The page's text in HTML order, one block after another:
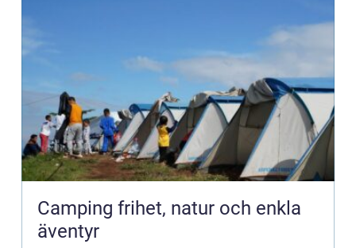
Camping frihet, natur och enkla
äventyr